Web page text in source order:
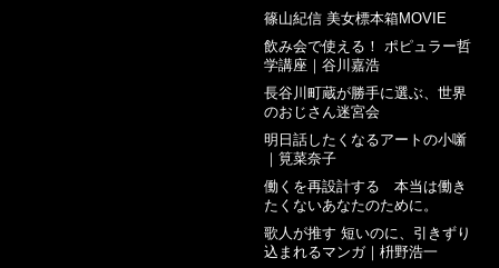
篠山紀信 美女標本箱MOVIE
飲み会で使える！ ポピュラー哲
学講座｜谷川嘉浩
長谷川町蔵が勝手に選ぶ、世界
のおじさん迷宮会
明日話したくなるアートの小噺
｜筧菜奈子
働くを再設計する 本当は働き
たくないあなたのために。
歌人が推す 短いのに、引きずり
込まれるマンガ｜枡野浩一